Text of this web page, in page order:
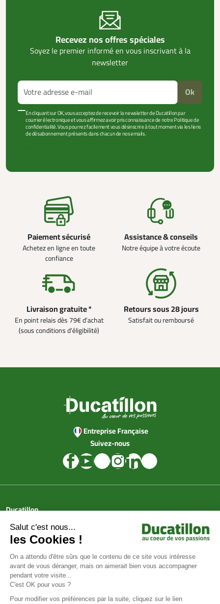
Recevez nos offres spéciales
Soyez le premier informé en vous inscrivant à la
newsletter
Ok
En cliquant sur OK, vous acceptez de recevoir la newsletter de Ducatillon par
courrier électronique et vous affirmez avoir pris connaissance de notre Politique de
confidentialité. Vous pourrez facilement vous désinscrire à tout moment via les liens
de désabonnement présents dans chacun de nos emails.
Paiement sécurisé
Achetez en ligne en toute
confiance
Assistance & conseils
Notre équipe à votre écoute
Livraison gratuite *
En point relais dès 79€ d’achat
(sous conditions d'éligibilité)
Retours sous 28 jours
Satisfait ou remboursé
Entreprise Française
Suivez-nous
Ducatillon
Achat en ligne
Services
Aide & Conseils
Paiement sécurisé